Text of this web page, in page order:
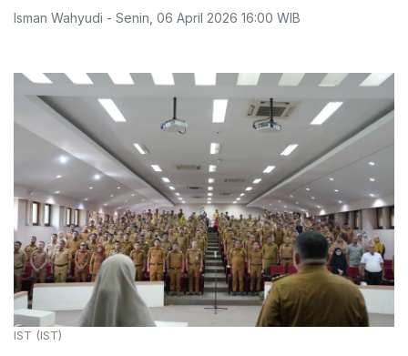
Isman Wahyudi - Senin 06 April 2026 16:00 WIB
IST (IST)